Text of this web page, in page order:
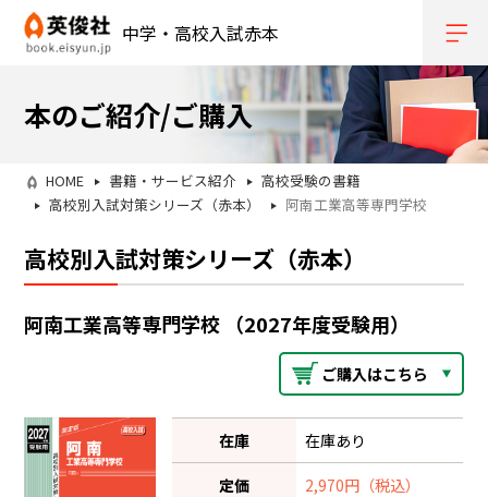
中学・高校入試赤本
本のご紹介/ご購入
HOME 書籍・サービス紹介
高校受験の書籍
高校別入試対策シリーズ（赤本）
阿南工業高等専門学校
高校別入試対策シリーズ（赤本）
阿南工業高等専門学校 （2027年度受験用）
ご購入はこちら
在庫 在庫あり
定価 2,970円（税込）